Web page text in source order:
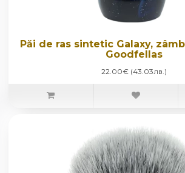
Păi de ras sintetic Galaxy,
Goodfellas
22.00€ (43.03лв.)